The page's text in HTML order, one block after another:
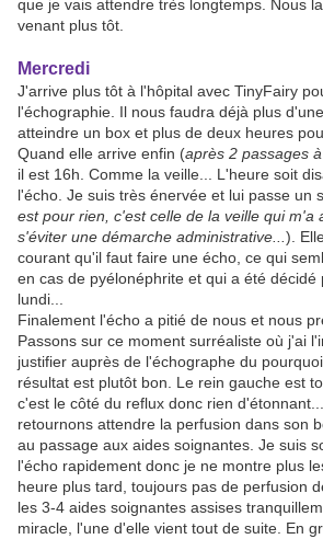
que je vais attendre très longtemps. Nous
venant plus tôt.
Mercredi
J'arrive plus tôt à l'hôpital avec TinyFairy
l'échographie. Il nous faudra déjà plus
atteindre un box et plus de deux heures
Quand elle arrive enfin (après 2 passages
il est 16h. Comme la veille... L'heure soit
l'écho. Je suis très énervée et lui passe un
est pour rien, c'est celle de la veille qui m'a
s'éviter une démarche administrative... ).
courant qu'il faut faire une écho, ce qui
en cas de pyélonéphrite et qui a été décidé
lundi...
Finalement l'écho a pitié de nous et nous
Passons sur ce moment surréaliste où j'ai
justifier auprès de l'échographe du
résultat est plutôt bon. Le rein gauche est
c'est le côté du reflux donc rien
retournons attendre la perfusion dans son
au passage aux aides soignantes. Je suis
l'écho rapidement donc je ne montre plus
heure plus tard, toujours pas de perfusion
les 3-4 aides soignantes assises
miracle, l'une d'elle vient tout de suite. En